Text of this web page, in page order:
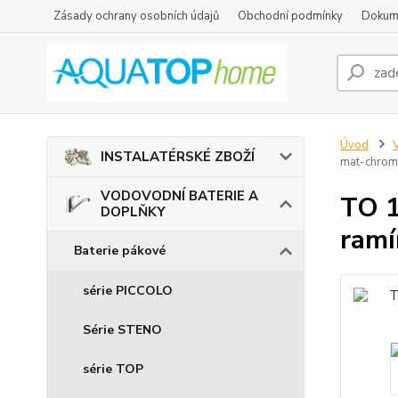
Zásady ochrany osobních údajů Obchodní podmínky
INSTALATÉRSKÉ ZBOŽÍ
VODOVODNÍ BATERIE A
DOPLŇKY
Baterie pákové
série PICCOLO
Série STENO
série TOP
Úvod
mat-chrom
TO